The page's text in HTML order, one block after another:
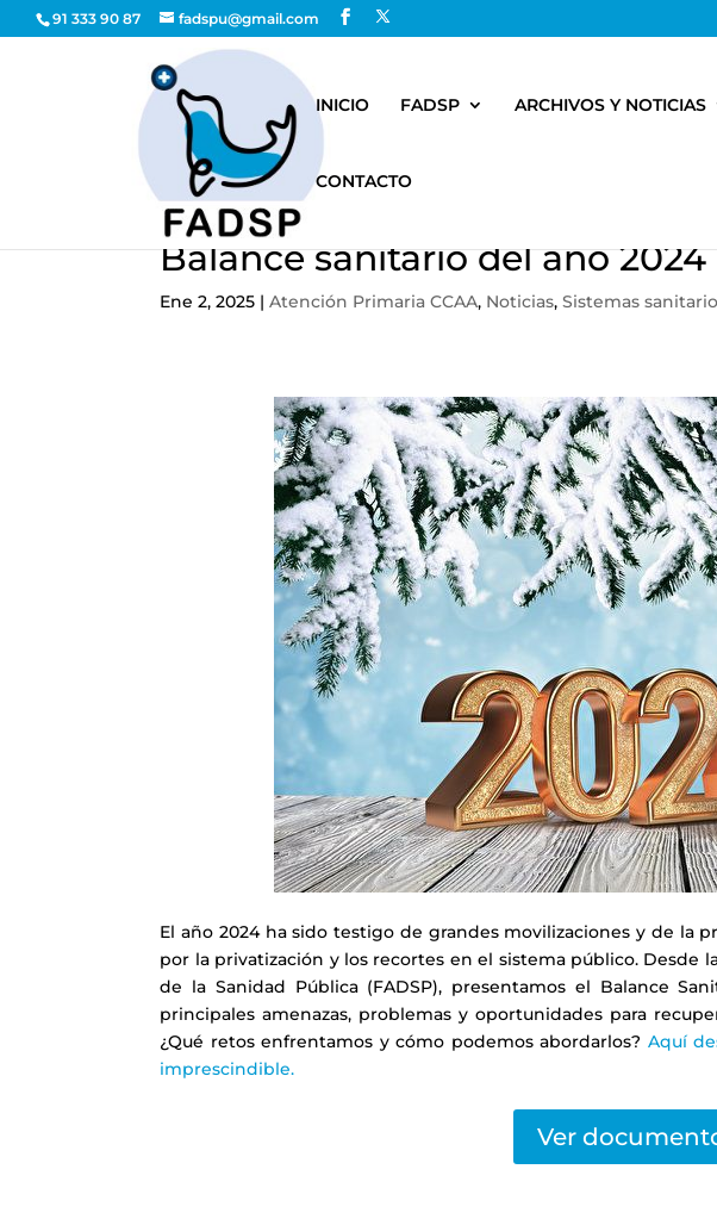
91 333 90 87 fadspu@gmail.com
INICIO FADSP ARCHIVOS Y NOTICIAS
CONTACTO
Balance sanitario del año 2024
Ene 2, 2025 |Atención Primaria CCAA, Noticias,Sistemas
El año 2024 ha sido testigo de grandes movilizaciones y de la
por la privatización y los recortes en el sistema público. Desde
de la Sanidad Pública (FADSP), presentamos el Balance
principales amenazas, problemas y oportunidades para
¿Qué retos enfrentamos y cómo podemos abordarlos? Aquí
imprescindible.
Ver